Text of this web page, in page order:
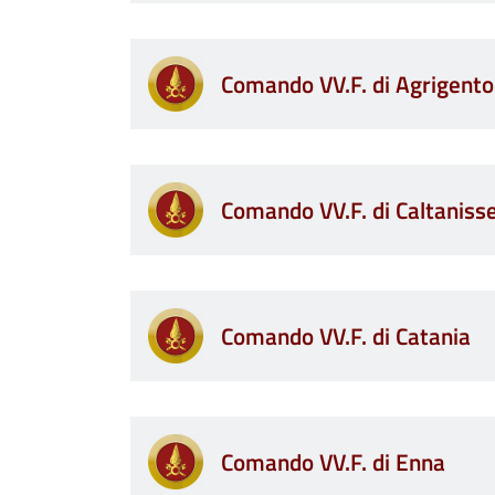
Comando VV.F. di Agrigento
Comando VV.F. di
Comando VV.F. di Catania
Comando VV.F. di Enna